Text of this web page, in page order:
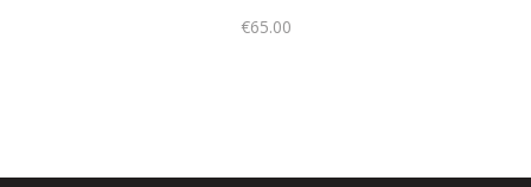
€65.00